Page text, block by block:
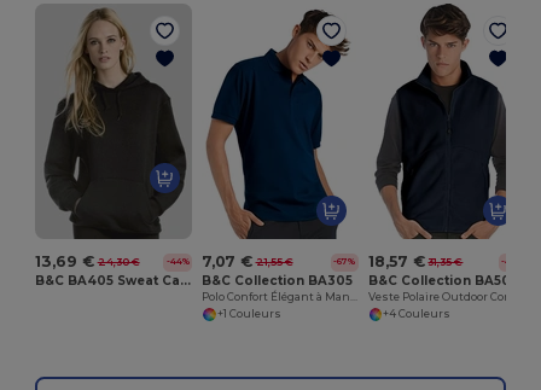
13,69 € 24,30 € -44%
B&C BA405 Sweat Capuche Homme & Femme
7,07 € 21,55 € -67%
B&C Collection BA305
+1 Couleurs
18,57 € 31,35 € -41%
B&C Collection BA503
+4 Couleurs